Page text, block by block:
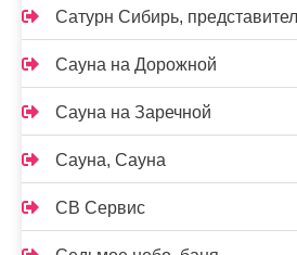
Сатурн Сибирь,
Сауна на Дорожной
Сауна на Заречной
Сауна, Сауна
СВ Сервис